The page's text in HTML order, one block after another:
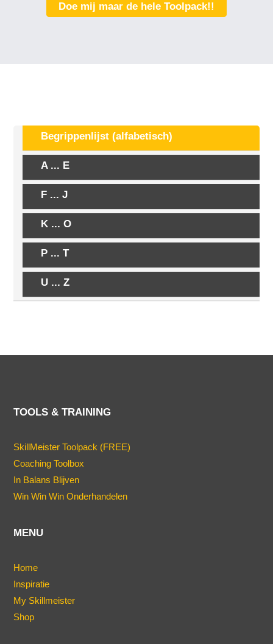
Doe mij maar de hele Toolpack!!
Begrippenlijst (alfabetisch)
A ... E
F ... J
K ... O
P ... T
U ... Z
TOOLS & TRAINING
SkillMeister Toolpack (FREE)
Coaching Toolbox
In Balans Blijven
Win Win Win Onderhandelen
MENU
Home
Inspiratie
My Skillmeister
Shop